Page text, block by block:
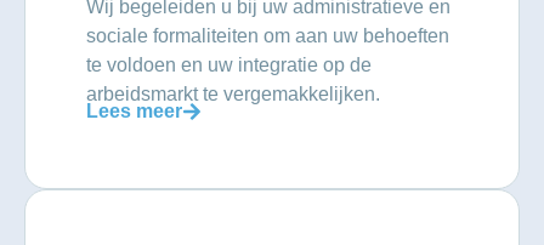
Wij begeleiden u bij uw administratieve en
sociale formaliteiten om aan uw behoeften
te voldoen en uw integratie op de
arbeidsmarkt te vergemakkelijken.
Lees meer